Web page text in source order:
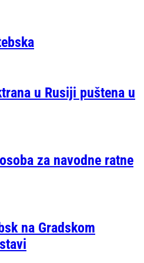
u Rusiji puštena u
za navodne ratne
na Gradskom